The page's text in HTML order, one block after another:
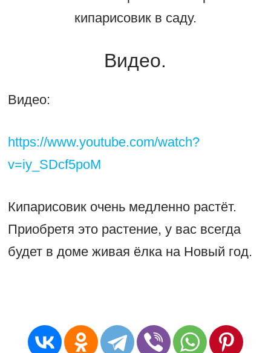
кипарисовик в саду.
Видео.
Видео:
https://www.youtube.com/watch?
v=iy_SDcf5poM
Кипарисовик очень медленно растёт.
Приобретя это растение, у вас всегда
будет в доме живая ёлка на Новый год.